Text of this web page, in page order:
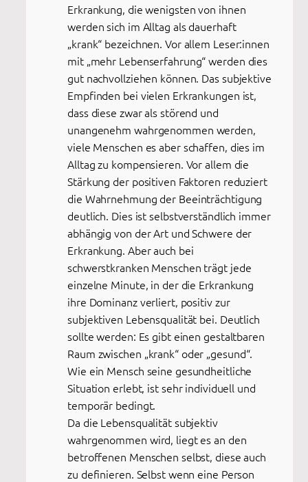
Erkrankung, die wenigsten von ihnen
werden sich im Alltag als dauerhaft
„krank“ bezeichnen. Vor allem Leser:innen
mit „mehr Lebenserfahrung“ werden dies
gut nachvollziehen können. Das subjektive
Empfinden bei vielen Erkrankungen ist,
dass diese zwar als störend und
unangenehm wahrgenommen werden,
viele Menschen es aber schaffen, dies im
Alltag zu kompensieren. Vor allem die
Stärkung der positiven Faktoren reduziert
die Wahrnehmung der Beeinträchtigung
deutlich. Dies ist selbstverständlich immer
abhängig von der Art und Schwere der
Erkrankung. Aber auch bei
schwerstkranken Menschen trägt jede
einzelne Minute, in der die Erkrankung
ihre Dominanz verliert, positiv zur
subjektiven Lebensqualität bei. Deutlich
sollte werden: Es gibt einen gestaltbaren
Raum zwischen „krank“ oder „gesund“.
Wie ein Mensch seine gesundheitliche
Situation erlebt, ist sehr individuell und
temporär bedingt.
Da die Lebensqualität subjektiv
wahrgenommen wird, liegt es an den
betroffenen Menschen selbst, diese auch
zu definieren. Selbst wenn eine Person